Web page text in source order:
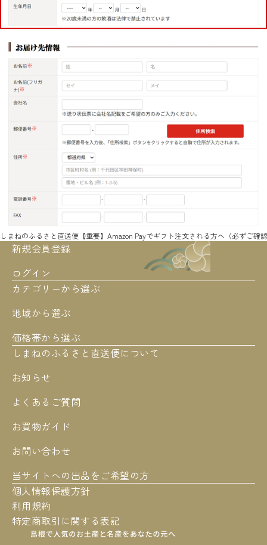
しまねのふるさと直送便 【重要】Amazon Payでギフト注文される方へ（必ずご確
カテゴリーから選ぶ
地域から選ぶ
価格帯から選ぶ
新規会員登録
ログイン
しまねのふるさと直送便について
お知らせ
よくあるご質問
お買物ガイド
お問い合わせ
当サイトへの出品をご希望の方
個人情報保護方針
利用規約
特定商取引に関する表記